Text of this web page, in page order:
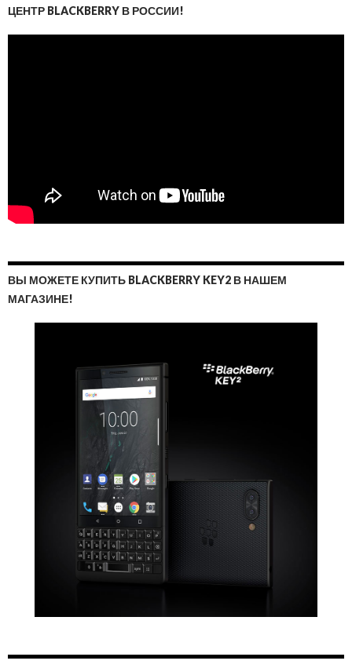
ЦЕНТР BLACKBERRY В РОССИИ!
ВЫ МОЖЕТЕ КУПИТЬ BLACKBERRY KEY2 В НАШЕМ
МАГАЗИНЕ!